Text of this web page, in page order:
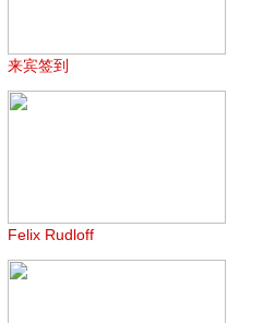
来宾签到
Felix Rudloff